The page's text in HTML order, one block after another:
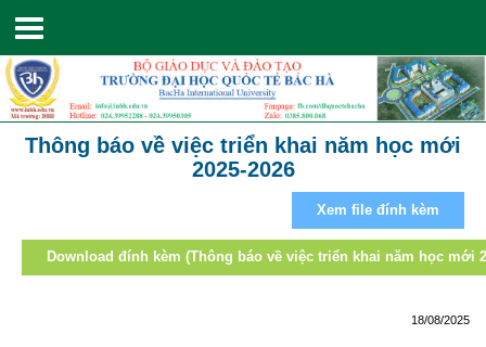
Toggle
navigation
Thông báo về việc triển khai năm học mới
2025-2026
Xem file đính kèm
Download đính kèm (Thông báo về việc triển khai năm học mới
18/08/2025